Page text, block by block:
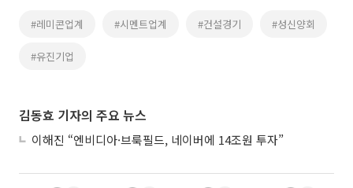
#레미콘업계 #시멘트업계 #건설경기 #성신양회
#유진기업
김동효 기자의 주요 뉴스
이해진 “엔비디아·브룩필드, 네이버에 14조원 투자”